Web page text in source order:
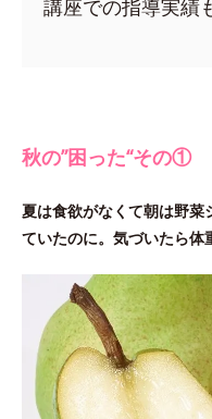
講座での指導実績
秋の”困った“その①
夏は食欲がなくて朝は野菜
ていたのに。気づいたら体